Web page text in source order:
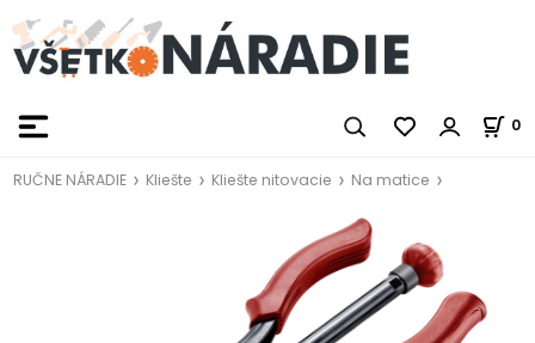
0
RUČNE NÁRADIE Kliešte Kliešte nitovacie Na matice